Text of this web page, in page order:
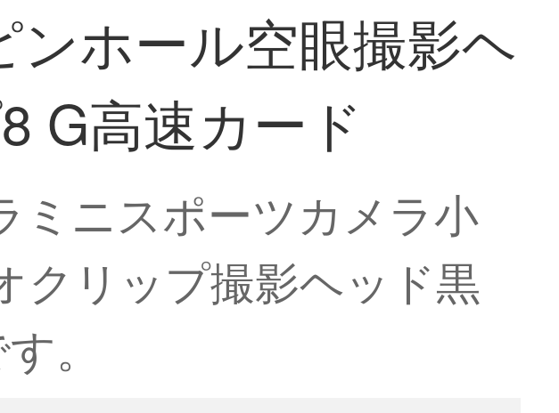
ホール空眼撮影ヘ
G高速カード
ミニスポーツカメラ小
クリップ撮影ヘッド黒
。